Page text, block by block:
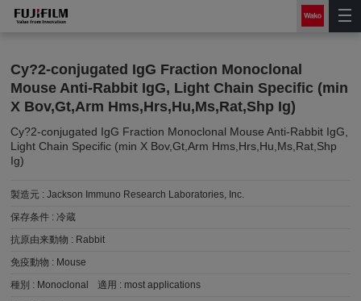
Cy?2-conjugated IgG Fraction Monoclonal
Mouse Anti-Rabbit IgG, Light Chain Specific (min
X Bov,Gt,Arm Hms,Hrs,Hu,Ms,Rat,Shp Ig)
Cy?2-conjugated IgG Fraction Monoclonal Mouse Anti-Rabbit IgG,
Light Chain Specific (min X Bov,Gt,Arm Hms,Hrs,Hu,Ms,Rat,Shp
Ig)
製造元 :Jackson Immuno Research Laboratories, Inc.
保存条件 :冷蔵
抗原由来動物 : Rabbit
免疫動物 : Mouse
種別 : Monoclonal 適用 : most applications